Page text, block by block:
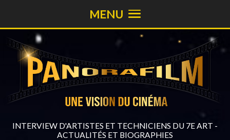
INTERVIEW D'ARTISTES ET TECHNICIENS DU 7E ART -
ACTUALITÉS ET BIOGRAPHIES
MENU